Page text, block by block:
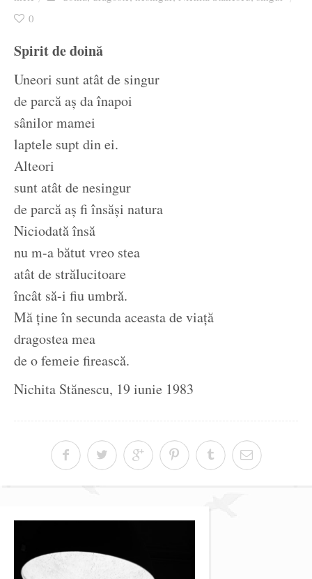
0
Spirit de doină
Uneori sunt atât de singur
de parcă aș da înapoi
sânilor mamei
laptele supt din ei.
Alteori
sunt atât de nesingur
de parcă aș fi însăși natura
Niciodată însă
nu m-a bătut vreo stea
atât de strălucitoare
încât să-i fiu umbră.
Mă ține în secunda aceasta de viață
dragostea mea
de o femeie firească.
Nichita Stănescu, 19 iunie 1983